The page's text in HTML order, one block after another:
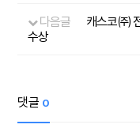
다음글
캐스코㈜
수상
댓글 0